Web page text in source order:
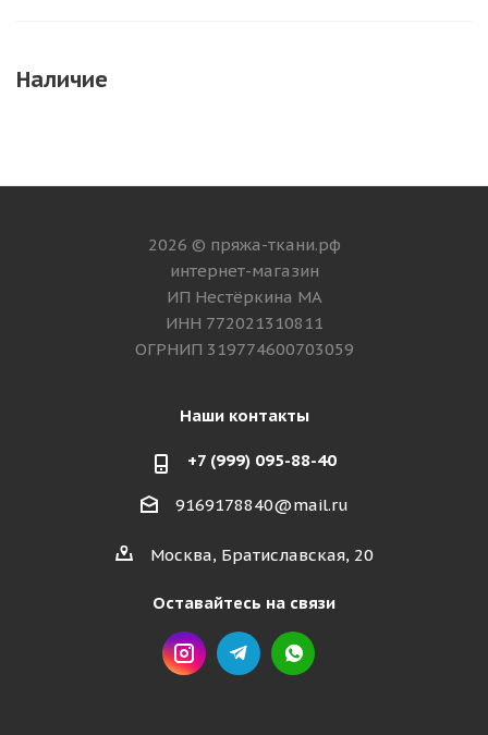
Наличие
2026 © пряжа-ткани.рф
интернет-магазин
ИП Нестёркина МА
ИНН 772021310811
ОГРНИП 319774600703059
Наши контакты
+7 (999) 095-88-40
9169178840@mail.ru
Москва, Братиславская, 20
Оставайтесь на связи